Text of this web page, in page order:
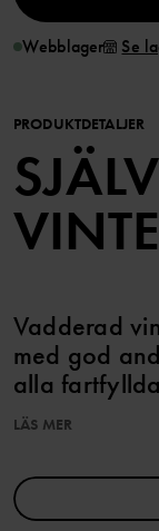
Webblager Se
PRODUKTDETALJER
Vadderad
med god
alla
EGENSKAPER
• Vind- och
LÄS MER